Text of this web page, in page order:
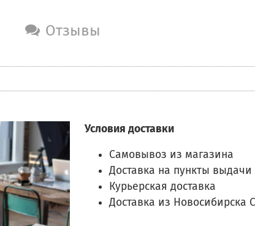
Отзывы
Условия доставки
Самовывоз из магазина
Доставка на пункты выдачи
Курьерская доставка
Доставка из Новосибирска